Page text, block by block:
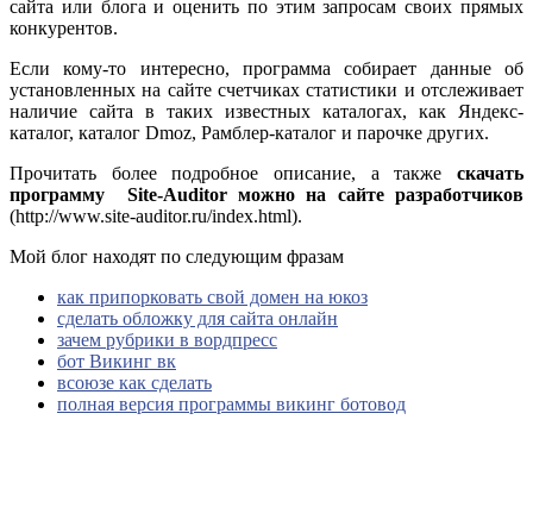
сайта или блога и оценить по этим запросам своих прямых
конкурентов.
Если кому-то интересно, программа собирает данные об
установленных на сайте счетчиках статистики и отслеживает
наличие сайта в таких известных каталогах, как Яндекс-
каталог, каталог Dmoz, Рамблер-каталог и парочке других.
Прочитать более подробное описание, а также скачать
программу Site-Auditor можно на сайте разработчиков
(http://www.site-auditor.ru/index.html).
Мой блог находят по следующим фразам
как припорковать свой домен на юкоз
сделать обложку для сайта онлайн
зачем рубрики в вордпресс
бот Викинг вк
всоюзе как сделать
полная версия программы викинг ботовод